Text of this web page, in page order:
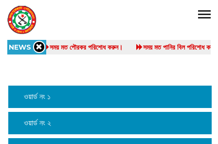
সময় মত পৌরকর পরিশোধ করুন। সময় মত পানির বিল পরিশোধ
NEWS
ওয়ার্ড নং ১
ওয়ার্ড নং ২